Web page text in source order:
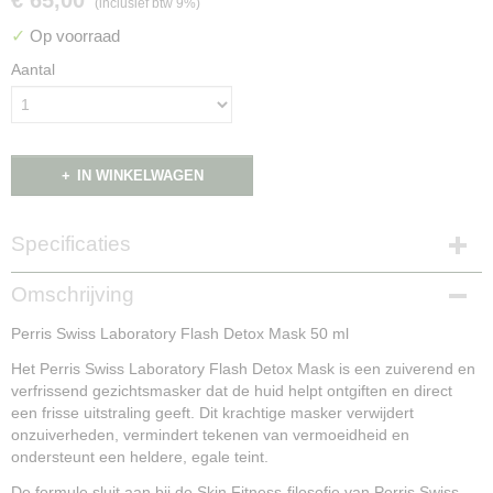
(inclusief btw 9%)
✓ Op voorraad
Aantal
IN WINKELWAGEN
Specificaties
Productcode
NG16096
Omschrijving
Perris Swiss Laboratory Flash Detox Mask 50 ml
Het Perris Swiss Laboratory Flash Detox Mask is een zuiverend en
verfrissend gezichtsmasker dat de huid helpt ontgiften en direct
een frisse uitstraling geeft. Dit krachtige masker verwijdert
onzuiverheden, vermindert tekenen van vermoeidheid en
ondersteunt een heldere, egale teint.